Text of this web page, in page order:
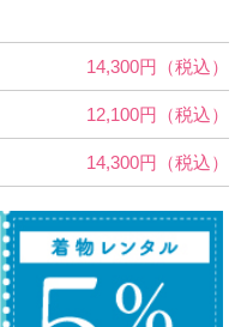
14,300円（税込）
12,100円（税込）
14,300円（税込）